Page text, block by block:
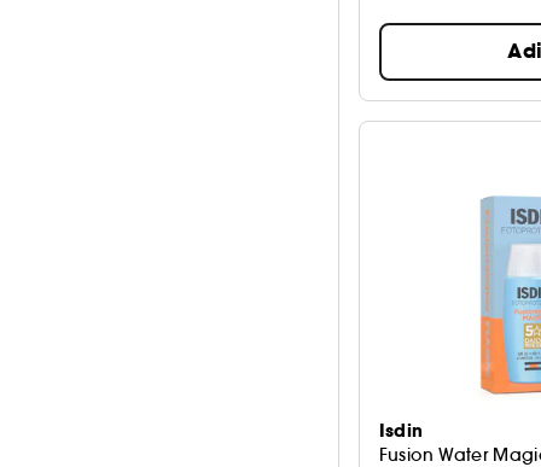
Isdin
Fusion Water